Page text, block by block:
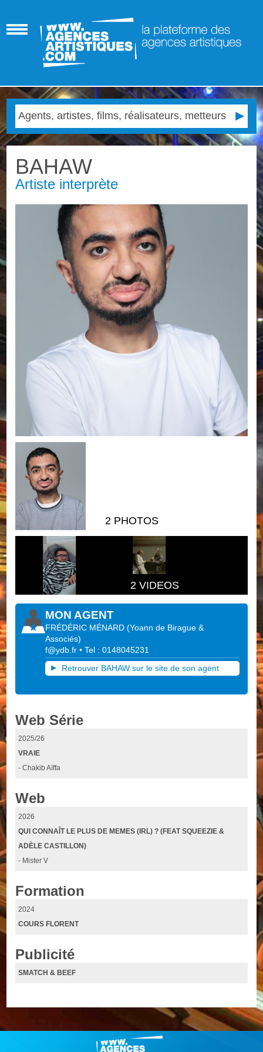
BAHAW
Artiste interprète
2 PHOTOS
2 VIDEOS
MON AGENT
FRÉDÉRIC MÉNARD (Yoann de Birague &
Associés)
f@ydb.fr • Tel : 0148045231
Retrouver BAHAW sur le site de son agent
Web Série
2025/26
VRAIE
- Chakib Aïffa
Web
2026
QUI CONNAÎT LE PLUS DE MEMES (IRL) ? (FEAT SQUEEZIE &
ADÈLE CASTILLON)
- Mister V
Formation
2024
COURS FLORENT
Publicité
SMATCH & BEEF